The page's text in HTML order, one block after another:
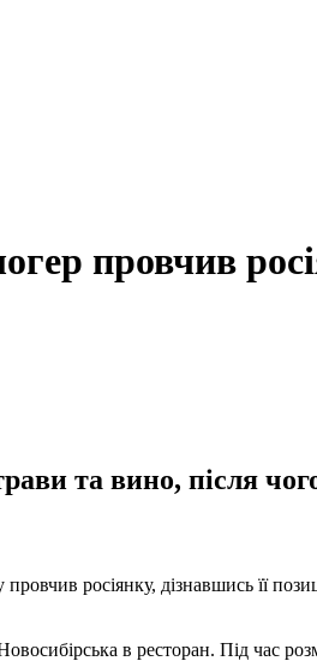
провчив
та вино, після
росіянку, дізнавшись її
в ресторан. Під час